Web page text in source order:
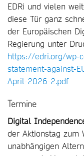
EDRi und vielen
diese Tür ganz
der Europäischen
Regierung unter
https://edri.org/wp-
statement-against-
April-2026-2.pdf
Termine
Digital
der Aktionstag zum
unabhängigen